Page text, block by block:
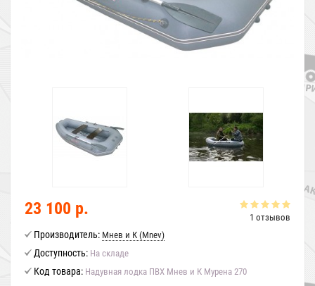
1 отзывов
23 100 р.
Производитель: Мнев и К (Mnev)
Доступность: На складе
Код товара: Надувная лодка ПВХ Мнев и К Мурена 270